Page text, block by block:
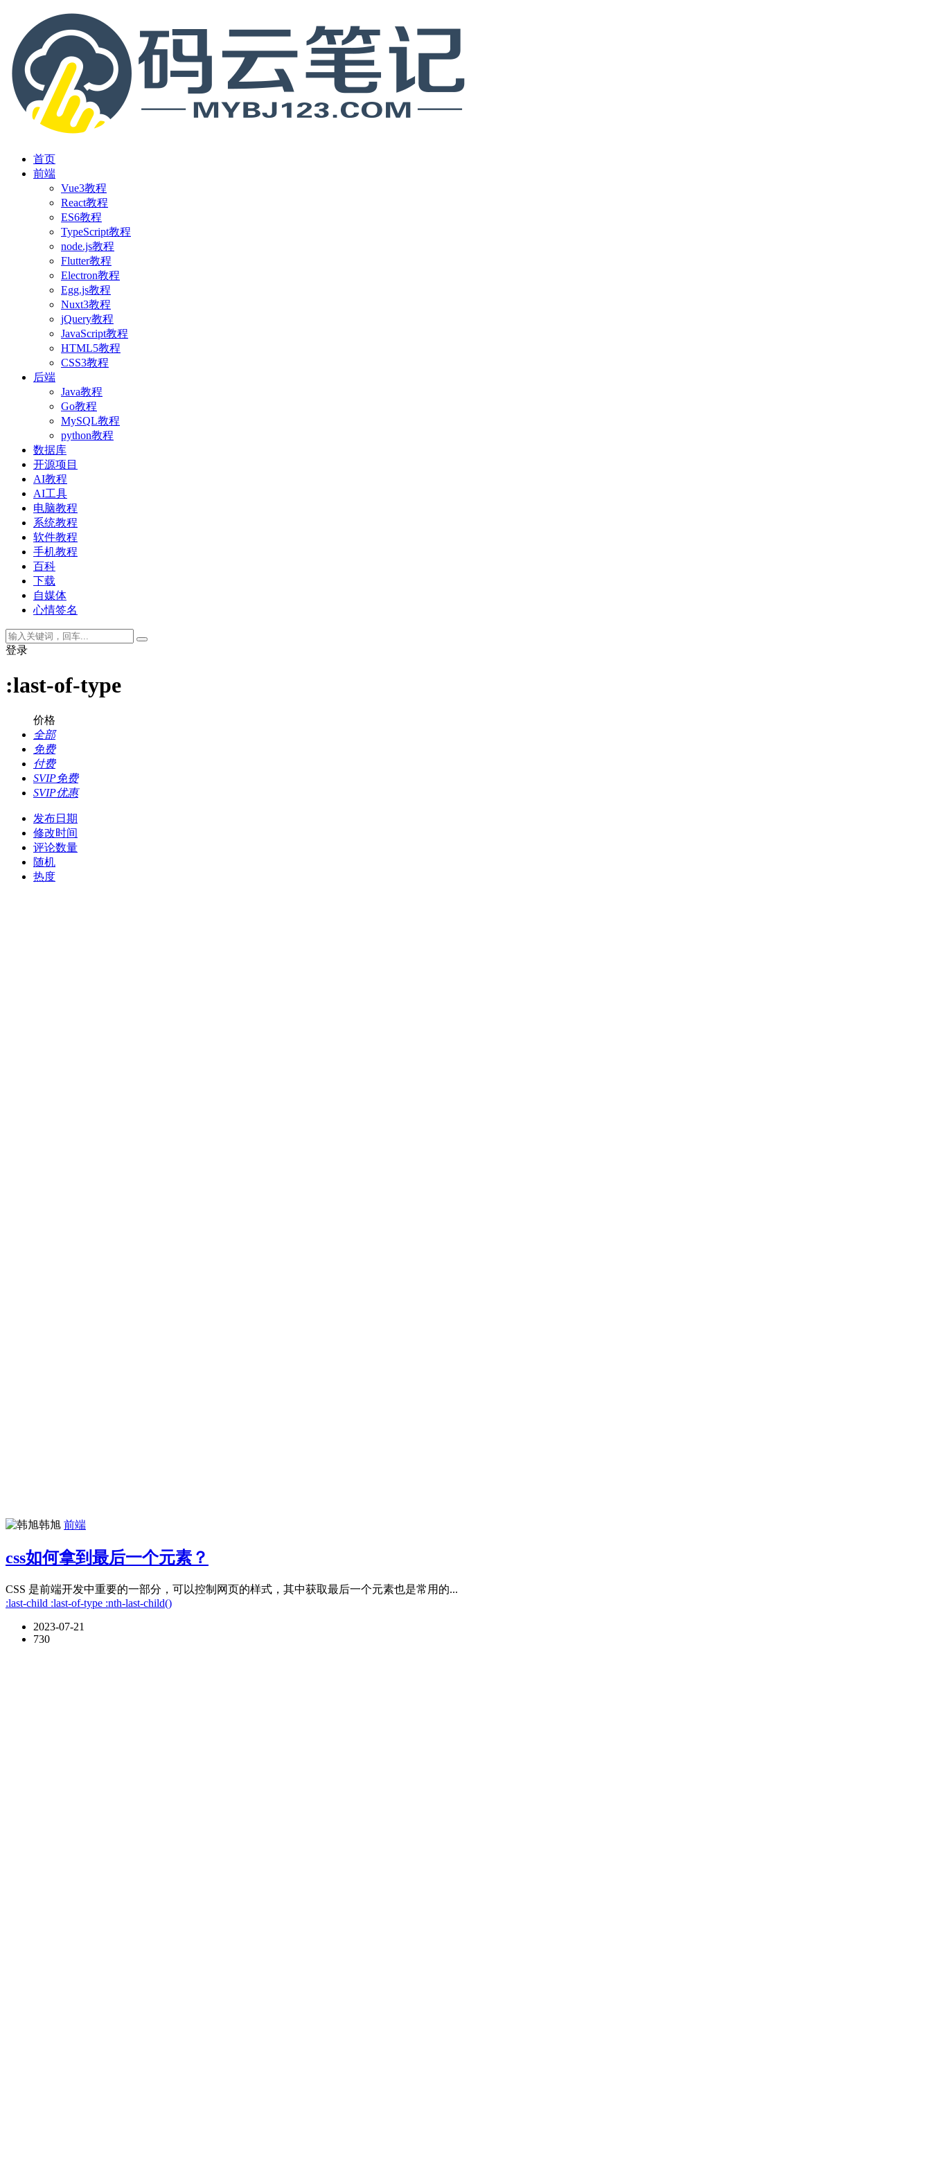
首页
前端
Vue3教程
React教程
ES6教程
TypeScript教程
node.js教程
Flutter教程
Electron教程
Egg.js教程
Nuxt3教程
jQuery教程
JavaScript教程
HTML5教程
CSS3教程
后端
Java教程
Go教程
MySQL教程
python教程
数据库
开源项目
AI教程
AI工具
电脑教程
系统教程
软件教程
手机教程
百科
下载
自媒体
心情签名
登录
:last-of-type
价格
全部
免费
付费
SVIP免费
SVIP优惠
发布日期
修改时间
评论数量
随机
热度
韩旭 前端
css如何拿到最后一个元素？
CSS 是前端开发中重要的一部分，可以控制网页的样式，其中获取最后一个元素也是常用的...
:last-child :last-of-type :nth-last-child()
2023-07-21
730